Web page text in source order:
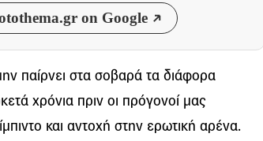
on Google
παίρνει στα σοβαρά τα διάφορα
χρόνια πριν οι πρόγονοί μας
και αντοχή στην ερωτική αρένα.